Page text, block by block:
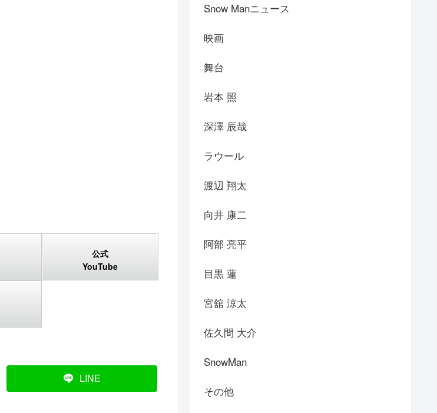
公式
YouTube
LINE
Snow Manニュース
映画
舞台
岩本 照
深澤 辰哉
ラウール
渡辺 翔太
向井 康二
阿部 亮平
目黒 蓮
宮舘 涼太
佐久間 大介
SnowMan
その他